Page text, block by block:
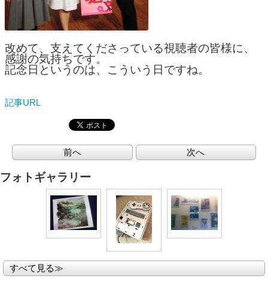
改めて、支えてくださっている視聴者の皆様に、
感謝の気持ちです。
記念日というのは、こういう日ですね。
記事URL
前へ 次へ
フォトギャラリー
すべて見る≫